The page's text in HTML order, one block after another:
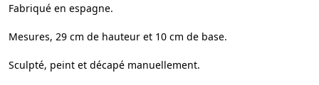
Fabriqué en espagne.
Mesures, 29 cm de hauteur et 10 cm de base.
Sculpté, peint et décapé manuellement.